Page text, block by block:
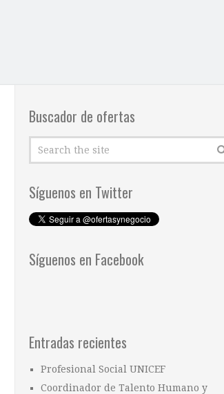
Buscador de ofertas
Síguenos en Twitter
Síguenos en Facebook
Entradas recientes
Profesional Social UNICEF
Coordinador de Talento Humano y